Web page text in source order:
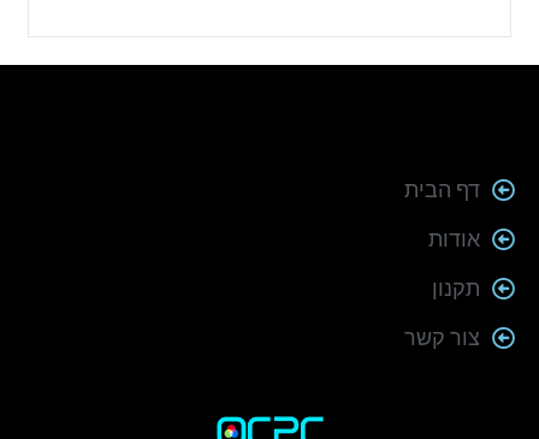
דף הבית
אודות
תקנון
צור קשר